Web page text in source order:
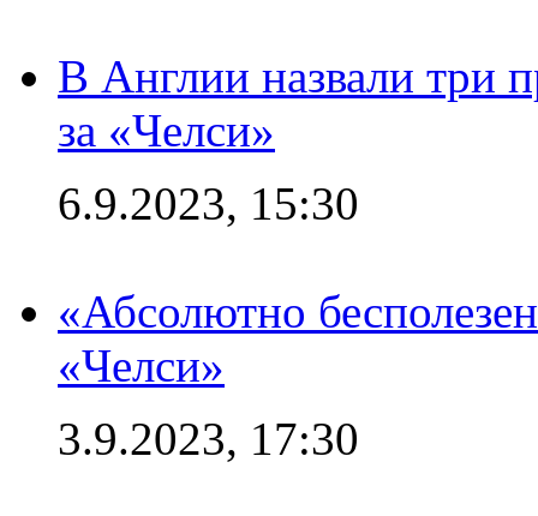
В Англии назвали три
за «Челси»
6.9.2023, 15:30
«Абсолютно
«Челси»
3.9.2023, 17:30